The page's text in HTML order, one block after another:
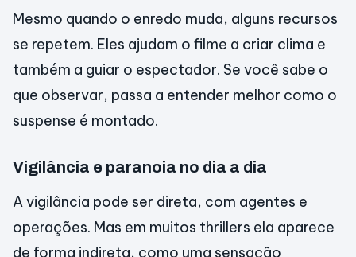
Mesmo quando o enredo muda, alguns recursos
se repetem. Eles ajudam o filme a criar clima e
também a guiar o espectador. Se você sabe o
que observar, passa a entender melhor como o
suspense é montado.
Vigilância e paranoia no dia a dia
A vigilância pode ser direta, com agentes e
operações. Mas em muitos thrillers ela aparece
de forma indireta, como uma sensação